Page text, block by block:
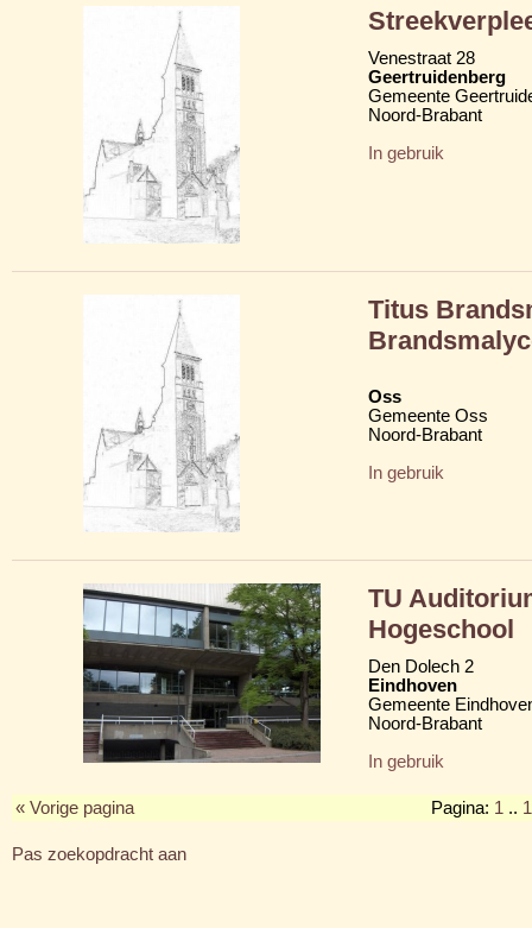
Venestraat 28
Geertruidenberg
Gemeente
Noord-Brabant
In gebruik
Titus
Oss
Gemeente Oss
Noord-Brabant
In gebruik
TU
Hogeschool
Den Dolech 2
Eindhoven
Gemeente
Noord-Brabant
In gebruik
« Vorige pagina Pagina: 1 ..
Pas zoekopdracht aan